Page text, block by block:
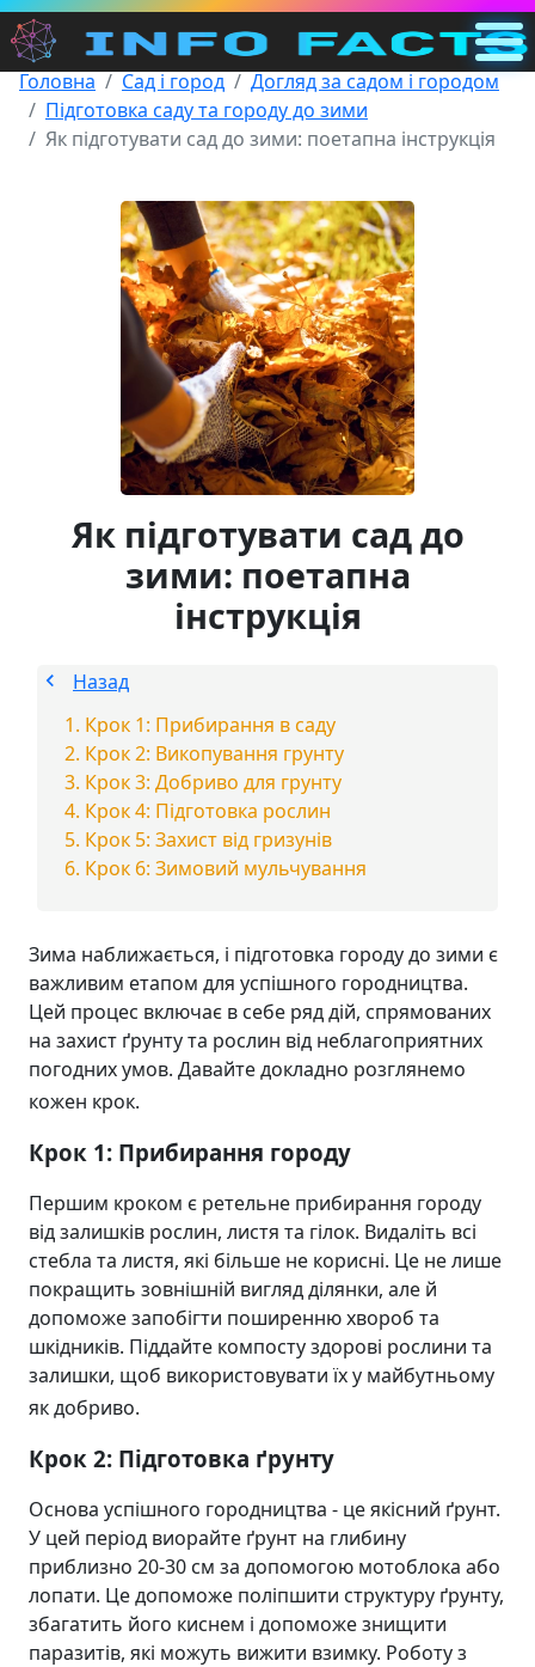
Головна
UA
Категорії
Інше
Головна Сад і город
Догляд за садом і городом
Підготовка саду та городу до зими
Як підготувати сад до зими: поетапна інструкція
Як підготувати сад до
зими: поетапна
інструкція
Назад
Крок 1: Прибирання в саду
Крок 2: Викопування грунту
Крок 3: Добриво для грунту
Крок 4: Підготовка рослин
Крок 5: Захист від гризунів
Крок 6: Зимовий мульчування
Зима наближається, і підготовка городу до зими є
важливим етапом для успішного городництва.
Цей процес включає в себе ряд дій, спрямованих
на захист ґрунту та рослин від неблагоприятних
погодних умов. Давайте докладно розглянемо
кожен крок.
Крок 1: Прибирання городу
Першим кроком є ретельне прибирання городу
від залишків рослин, листя та гілок. Видаліть всі
стебла та листя, які більше не корисні. Це не лише
покращить зовнішній вигляд ділянки, але й
допоможе запобігти поширенню хвороб та
шкідників. Піддайте компосту здорові рослини та
залишки, щоб використовувати їх у майбутньому
як добриво.
Крок 2: Підготовка ґрунту
Основа успішного городництва - це якісний ґрунт.
У цей період виорайте ґрунт на глибину
приблизно 20-30 см за допомогою мотоблока або
лопати. Це допоможе поліпшити структуру ґрунту,
збагатить його киснем і допоможе знищити
паразитів, які можуть вижити взимку. Роботу з